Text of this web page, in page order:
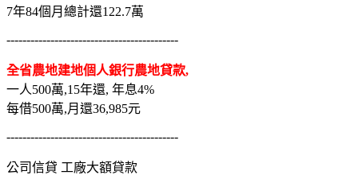
7年84個月總計還122.7萬
-------------------------------------------
全省農地建地個人銀行農地貸款,
一人500萬,15年還, 年息4%
每借500萬,月還36,985元
-------------------------------------------
公司信貸 工廠大額貸款